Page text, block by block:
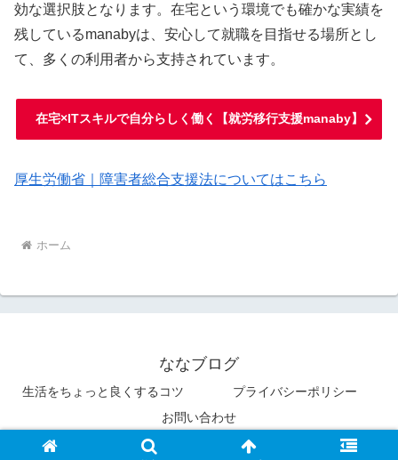
効な選択肢となります。在宅という環境でも確かな実績を
残しているmanabyは、安心して就職を目指せる場所とし
て、多くの利用者から支持されています。
在宅×ITスキルで自分らしく働く【就労移行支援manaby】
厚生労働省｜障害者総合支援法についてはこちら
ホーム
ななブログ
生活をちょっと良くするコツ
プライバシーポリシー
お問い合わせ
© 2025 ななブログ.